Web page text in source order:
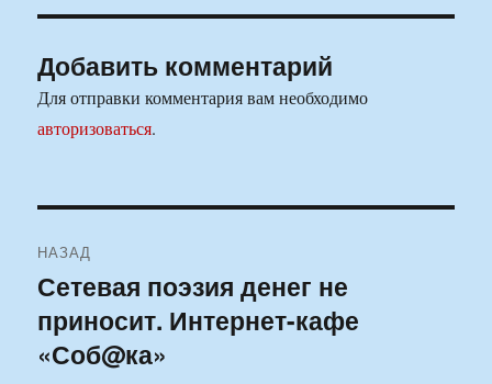
Добавить комментарий
Для отправки комментария вам необходимо
авторизоваться.
по
записям
НАЗАД
Предыдущая
запись:
Сетевая поэзия денег не
приносит. Интернет-кафе
«Соб@ка»